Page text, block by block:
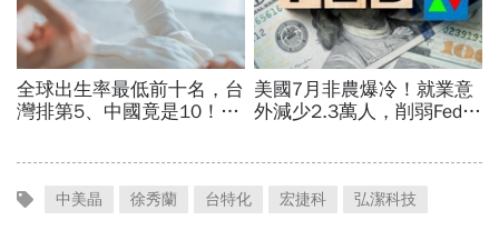
中美晶 徐秀蘭 台特化 宏捷科 弘潔科技